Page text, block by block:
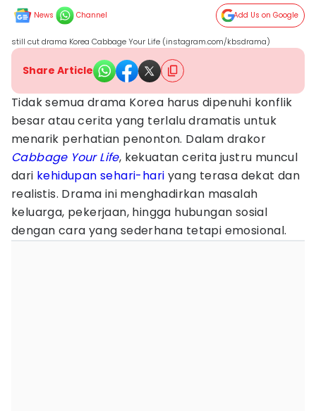
News Channel Add Us on Google
still cut drama Korea Cabbage Your Life (instagram.com/kbsdrama)
Share Article
Tidak semua drama Korea harus dipenuhi konflik
besar atau cerita yang terlalu dramatis untuk
menarik perhatian penonton. Dalam drakor
Cabbage Your Life, kekuatan cerita justru muncul
dari kehidupan sehari-hari yang terasa dekat dan
realistis. Drama ini menghadirkan masalah
keluarga, pekerjaan, hingga hubungan sosial
dengan cara yang sederhana tetapi emosional.